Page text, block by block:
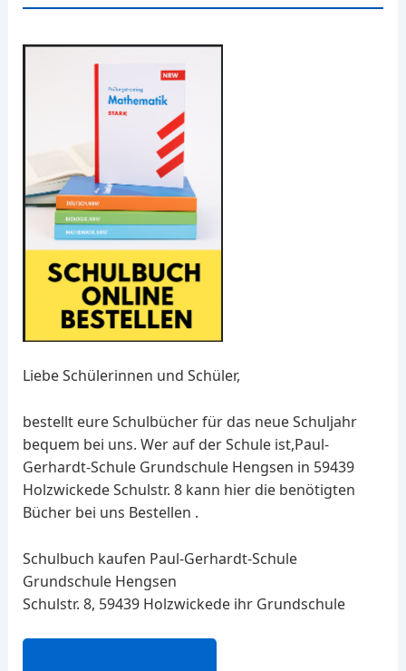
Liebe Schülerinnen und Schüler,
bestellt eure Schulbücher für das neue Schuljahr
bequem bei uns. Wer auf der Schule ist,Paul-
Gerhardt-Schule Grundschule Hengsen in 59439
Holzwickede Schulstr. 8 kann hier die benötigten
Bücher bei uns Bestellen .
Schulbuch kaufen Paul-Gerhardt-Schule
Grundschule Hengsen
Schulstr. 8, 59439 Holzwickede ihr Grundschule